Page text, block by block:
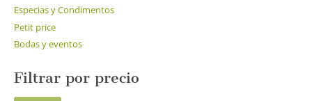
Especias y Condimentos
Petit price
Bodas y eventos
Filtrar por precio